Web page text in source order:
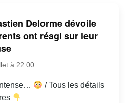
Delorme dévoile
ont réagi sur leur
à 22:00
/ Tous les détails